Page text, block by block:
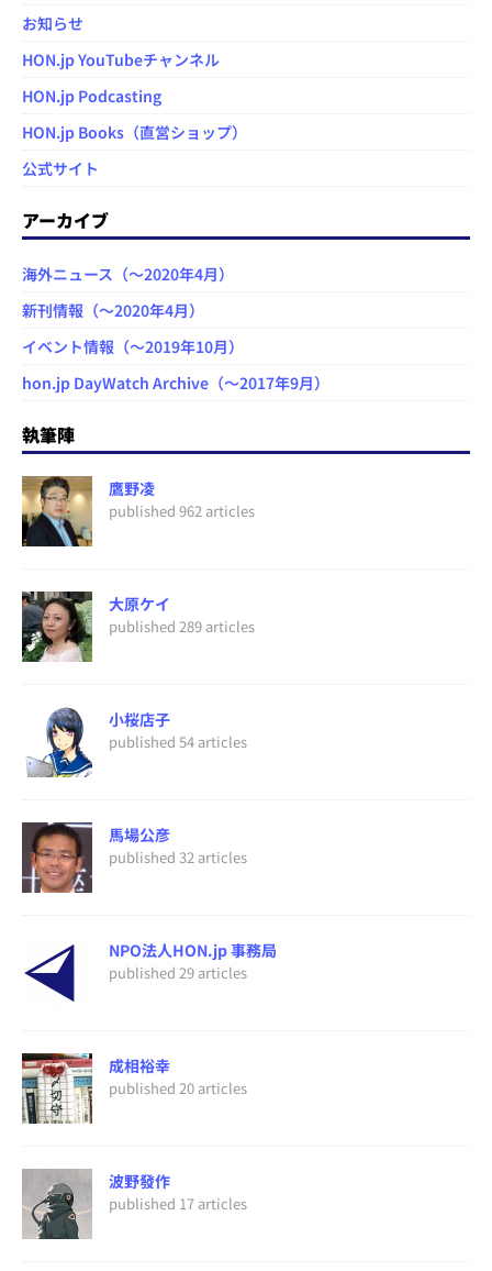
お知らせ
HON.jp YouTubeチャンネル
HON.jp Podcasting
HON.jp Books（直営ショップ）
公式サイト
アーカイブ
海外ニュース（～2020年4月）
新刊情報（～2020年4月）
イベント情報（～2019年10月）
hon.jp DayWatch Archive（～2017年9月）
執筆陣
鷹野凌
published 962 articles
大原ケイ
published 289 articles
小桜店子
published 54 articles
馬場公彦
published 32 articles
NPO法人HON.jp 事務局
published 29 articles
成相裕幸
published 20 articles
波野發作
published 17 articles